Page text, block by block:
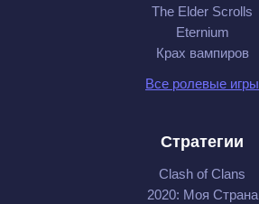
The Elder Scrolls
Eternium
Крах вампиров
Все ролевые игры
Стратегии
Clash of Clans
2020: Моя Cтрана